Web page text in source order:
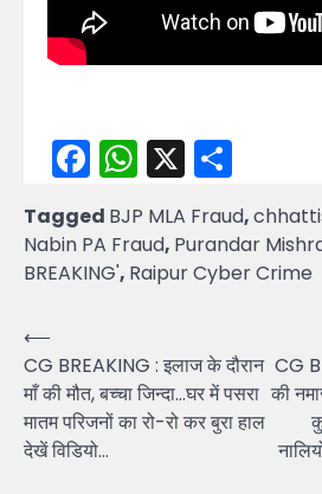
Facebook
WhatsApp
X
Tagged BJP MLA Fraud,
Nabin PA Fraud, Purandar
BREAKING', Raipur Cyber Crime
Post
navigation
⟵
CG BREAKING : इलाज के दौरान
माँ की मौत, बच्चा जिन्दा…घर में पसरा
मातम परिजनों का रो-रो कर बुरा हाल
देखें विडियो…
CG
की